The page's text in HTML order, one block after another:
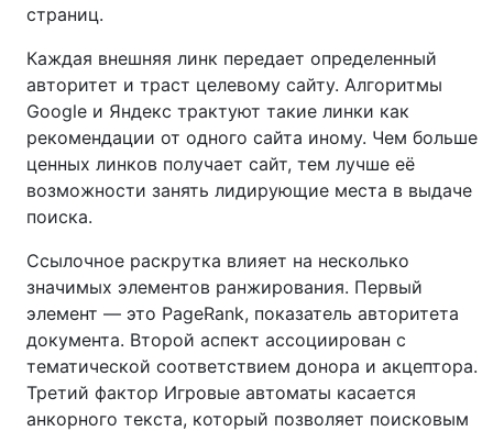
страниц.
Каждая внешняя линк передает определенный
авторитет и траст целевому сайту. Алгоритмы
Google и Яндекс трактуют такие линки как
рекомендации от одного сайта иному. Чем больше
ценных линков получает сайт, тем лучше её
возможности занять лидирующие места в выдаче
поиска.
Ссылочное раскрутка влияет на несколько
значимых элементов ранжирования. Первый
элемент — это PageRank, показатель авторитета
документа. Второй аспект ассоциирован с
тематической соответствием донора и акцептора.
Третий фактор Игровые автоматы касается
анкорного текста, который позволяет поисковым